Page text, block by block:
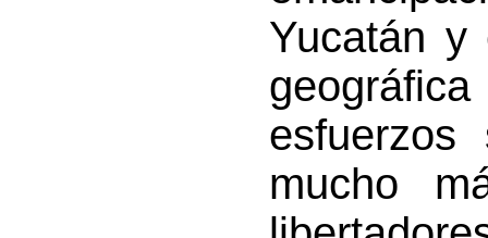
Yucatán
mucho